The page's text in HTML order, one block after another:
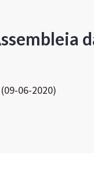
06-2020)